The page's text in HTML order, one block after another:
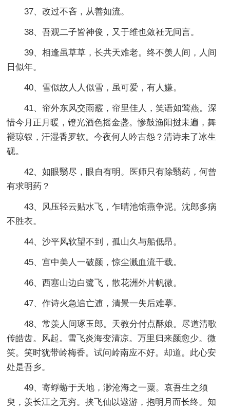
37、改过不吝，从善如流。
38、吾观二子皆神俊，又于维也敛衽无间言。
39、相逢虽草草，长共天难老。终不羡人间，人间
日似年。
40、雪似故人人似雪，虽可爱，有人嫌。
41、帘外东风交雨霰，帘里佳人，笑语如莺燕。深
惜今月正月暖，镫光酒色摇金盏。惨鼓渔阳挝未遍，舞
褪琼钗，汗湿香罗软。今夜何人吟古怨？清诗未了冰生
砚。
42、如眼翳尽，眼自有明。医师只有除翳药，何曾
有求明药？
43、风压轻云贴水飞，乍晴池馆燕争泥。沈郎多病
不胜衣。
44、沙平风软望不到，孤山久与船低昂。
45、宫中美人一破颜，惊尘溅血流千载。
46、西塞山边白鹭飞，散花洲外片帆微。
47、作诗火急追亡逋，清景一失后难摹。
48、常羡人间琢玉郎。天教分付点酥娘。尽道清歌
传皓齿。风起。雪飞炎海变清凉。万里归来颜愈少。微
笑。笑时犹带岭梅香。试问岭南应不好。却道。此心安
处是吾乡。
49、寄蜉蝣于天地，渺沧海之一粟。哀吾生之须
臾，羡长江之无穷。挟飞仙以遨游，抱明月而长终。知